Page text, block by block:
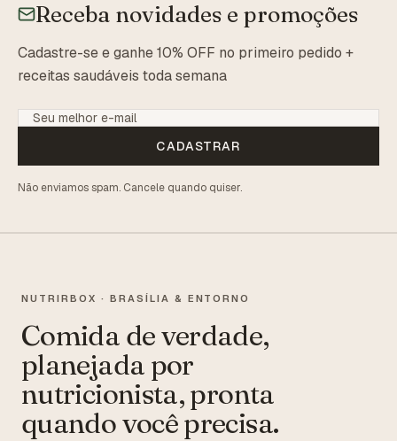
Receba novidades e promoções
Cadastre-se e ganhe 10% OFF no primeiro pedido +
receitas saudáveis toda semana
CADASTRAR
Não enviamos spam. Cancele quando quiser.
NUTRIRBOX · BRASÍLIA & ENTORNO
Comida de verdade,
planejada por
nutricionista, pronta
quando você precisa.